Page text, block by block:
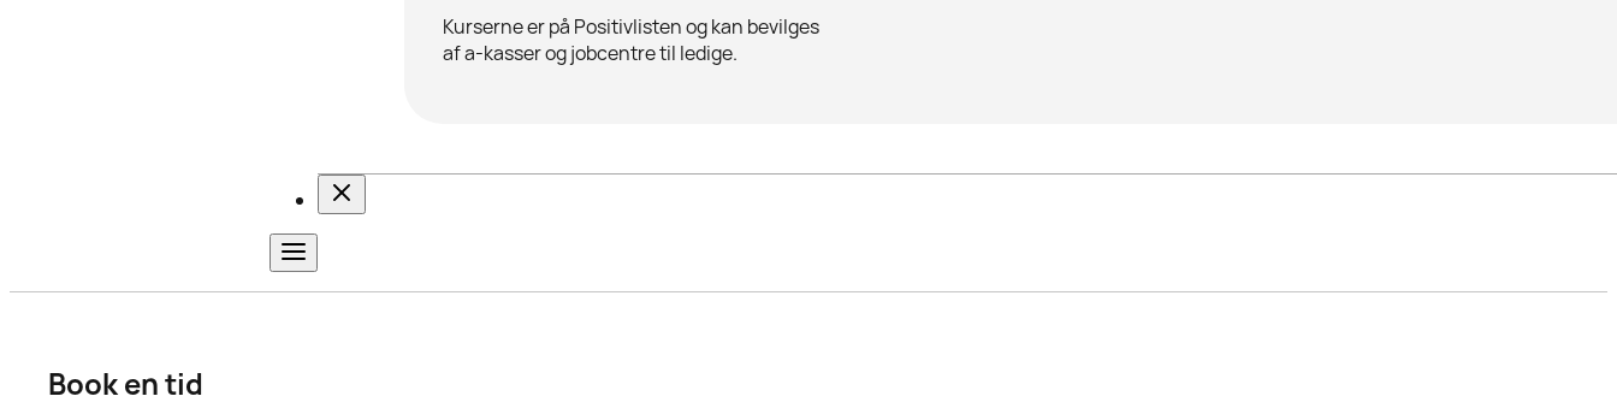
Kurserne er på Positivlisten og kan bevilges
af a-kasser og jobcentre til ledige.
Book en tid